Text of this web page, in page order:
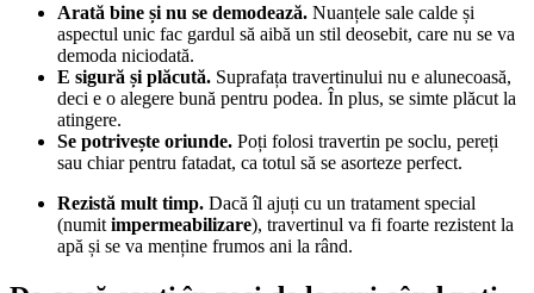
Arată bine și nu se demodează. Nuanțele sale calde și
aspectul unic fac gardul să aibă un stil deosebit, care nu se va
demoda niciodată.
E sigură și plăcută. Suprafața travertinului nu e alunecoasă,
deci e o alegere bună pentru podea. În plus, se simte plăcut la
atingere.
Se potrivește oriunde. Poți folosi travertin pe soclu, pereți
sau chiar pentru fatadat, ca totul să se asorteze perfect.
Rezistă mult timp. Dacă îl ajuți cu un tratament special
(numit impermeabilizare), travertinul va fi foarte rezistent la
apă și se va menține frumos ani la rând.